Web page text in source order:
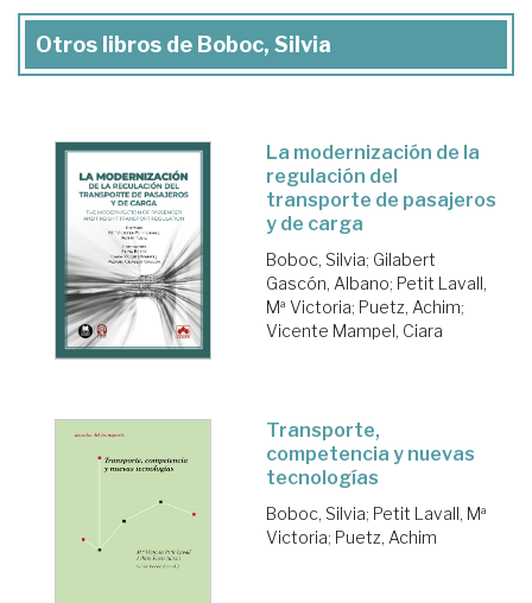
Otros libros de Boboc, Silvia
La modernización de la
regulación del
transporte de pasajeros
y de carga
Boboc, Silvia; Gilabert
Gascón, Albano; Petit Lavall,
Mª Victoria; Puetz, Achim;
Vicente Mampel, Ciara
Transporte,
competencia y nuevas
tecnologías
Boboc, Silvia; Petit Lavall, Mª
Victoria; Puetz, Achim